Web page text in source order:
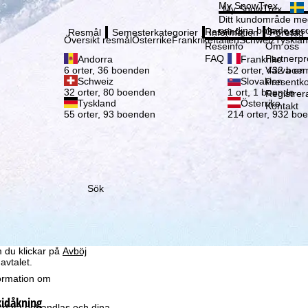
vi – TravelTrex
hjälp av information
för detta (som kan
i tredjeländer
du klickar på Avböj
om
Registrering
My SnowTrex
My SnowTrex
Ditt kundområde
om dina bokade
Resmål
Översikt resmålÖsterrikeFrankrikeItalienSchweiz
Andorra
6 orter, 36 boenden
Frankrike
52 orter, 432
Schweiz
32 orter, 80 boenden
Slovakien
1 ort, 1 boende
Tyskland
55 orter, 93 boenden
Österrike
214 orter, 932
Semesterkategorier Information
Reseinfo
Reseinfo
FAQ
Företag
Om oss
Om oss
Värva en
Kontakt
Sök